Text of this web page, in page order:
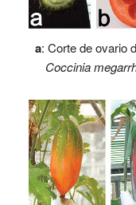
a: Corte de ovario
Coccinia